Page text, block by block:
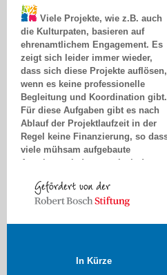
die Kulturpaten, basieren auf
ehrenamtlichem Engagement. Es
zeigt sich leider immer wieder,
dass sich diese Projekte auflösen,
wenn es keine professionelle
Begleitung und Koordination gibt.
Für diese Aufgaben gibt es nach
Ablauf der Projektlaufzeit in der
Regel keine Finanzierung, so dass
viele mühsam aufgebaute
Angebote wieder verschwinden
entstehen müssen.
Marion Janser, Kiel
In Kürze